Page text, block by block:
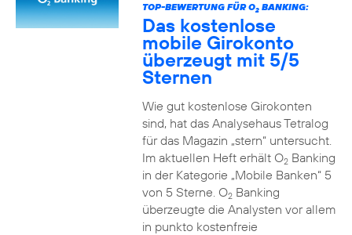
TOP-BEWERTUNG FÜR O2BANKING:
Das kostenlose
mobile Girokonto
überzeugt mit 5/5
Sternen
Wie gut kostenlose Girokonten
sind, hat das Analysehaus Tetralog
für das Magazin „stern“ untersucht.
Im aktuellen Heft erhält O2Banking
in der Kategorie „Mobile Banken“ 5
von 5 Sterne. O2Banking
überzeugte die Analysten vor allem
in punkto kostenfreie